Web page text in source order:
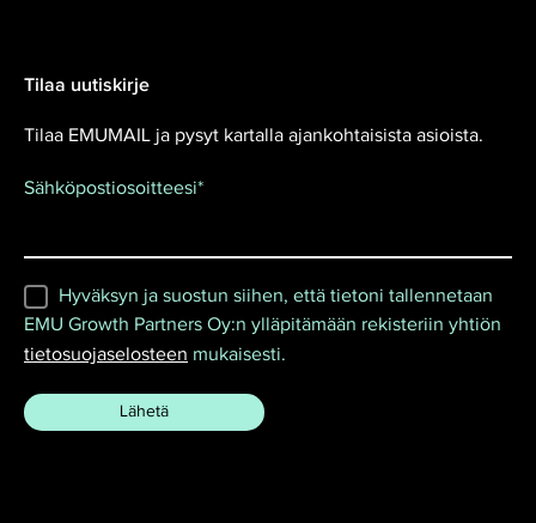
Tilaa uutiskirje
Tilaa EMUMAIL ja pysyt kartalla ajankohtaisista asioista.
Sähköpostiosoitteesi*
Hyväksyn ja suostun siihen, että tietoni tallennetaan
EMU Growth Partners Oy:n ylläpitämään rekisteriin yhtiön
tietosuojaselosteen mukaisesti.